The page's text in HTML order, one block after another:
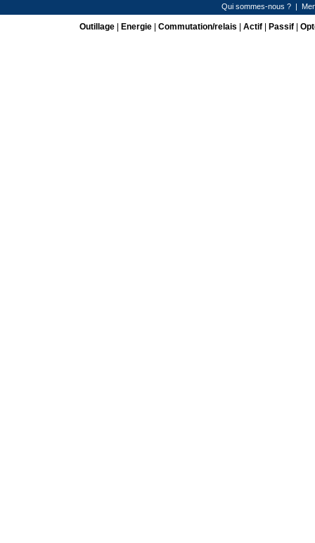
Qui sommes-nous ? |
Outillage| Energie| Commutation/relais Actif| Passif|